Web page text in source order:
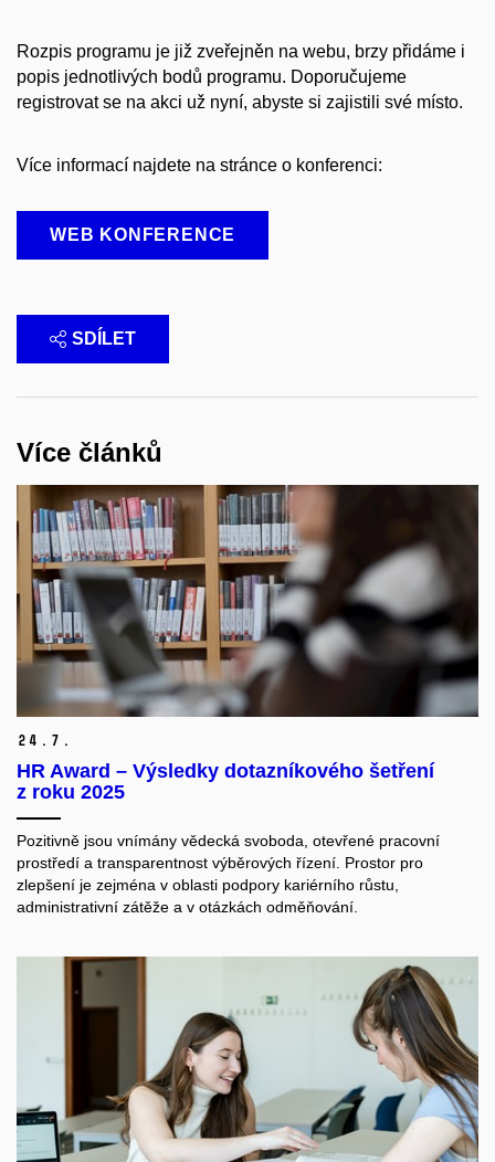
Rozpis programu je již zveřejněn na webu, brzy přidáme i
popis jednotlivých bodů programu. Doporučujeme
registrovat se na akci už nyní, abyste si zajistili své místo.
Více informací najdete na stránce o konferenci:
WEB KONFERENCE
SDÍLET
Více článků
24. 7.
HR Award – Výsledky dotazníkového šetření
z roku 2025
Pozitivně jsou vnímány vědecká svoboda, otevřené pracovní
prostředí a transparentnost výběrových řízení. Prostor pro
zlepšení je zejména v oblasti podpory kariérního růstu,
administrativní zátěže a v otázkách odměňování.